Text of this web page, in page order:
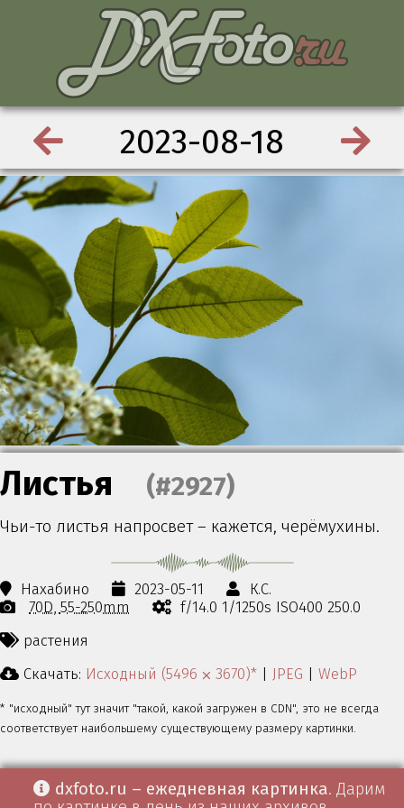
2023-08-18
Листья (#2927)
Чьи-то листья напросвет – кажется, черёмухины.
Нахабино 2023-05-11
К.С.
70D 55-250mm
f/14.0 1/1250s ISO400 250.0
растения
Скачать: Исходный (5496 ⨉ 3670)* | JPEG | WebP
* "исходный" тут значит "такой, какой загружен в CDN", это не всегда
соответствует наибольшему существующему размеру картинки.
dxfoto.ru – ежедневная картинка. Дарим